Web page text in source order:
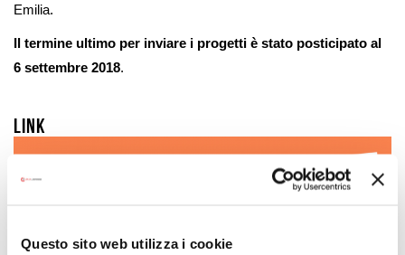
Questo sito web utilizza i cookie
Emilia.
Il termine ultimo per inviare i progetti è stato posticipato al
6 settembre 2018.
Link